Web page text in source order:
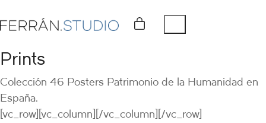
Prints
Colección 46 Posters Patrimonio de la Humanidad en
España.
[vc_row][vc_column][/vc_column][/vc_row]